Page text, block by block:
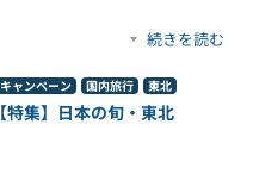
続きを読む
キャンペーン 国内旅行 東北
【特集】日本の旬・東北